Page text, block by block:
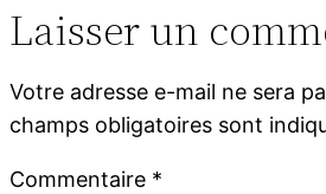
Laisser un
Votre adresse e-mail ne sera
champs obligatoires sont
Commentaire *